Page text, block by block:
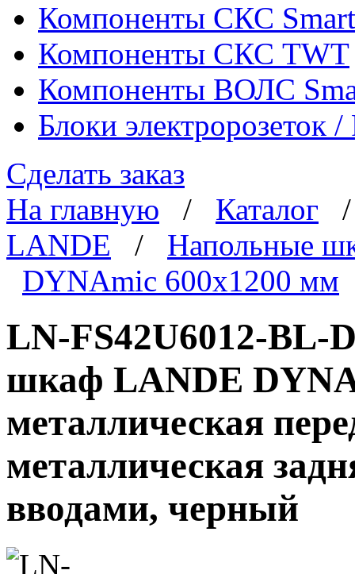
Компоненты СКС
Компоненты СКС TWT
Компоненты ВОЛС
Блоки электророзеток
Сделать заказ
На главную / Каталог
LANDE / Напольные
DYNAmic 600x1200 мм
LN-FS42U6012-BL-
шкаф LANDE
металлическая
металлическая
вводами, черный